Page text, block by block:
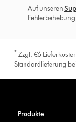
Auf unseren
* Zzgl. €6
Standardlieferung
Produkte